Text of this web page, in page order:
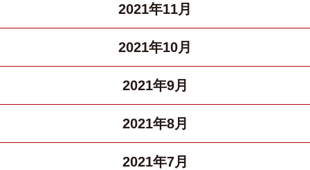
2021年11月
2021年10月
2021年9月
2021年8月
2021年7月